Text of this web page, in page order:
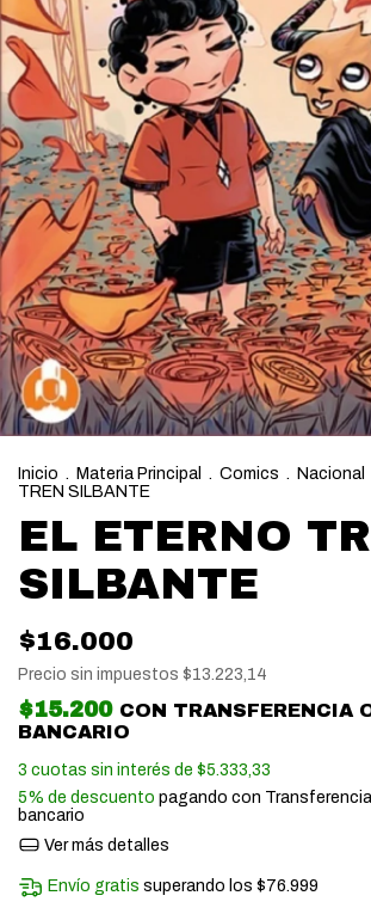
Inicio . Materia Principal . Comics . Nacional
TREN SILBANTE
EL ETERNO
SILBANTE
$16.000
Precio sin impuestos $13.223,14
$15.200 CON TRANSFERENCIA
BANCARIO
3 cuotas sin interés de $5.333,33
5% de descuento pagando con
bancario
Ver más detalles
Envío gratis superando los$76.999